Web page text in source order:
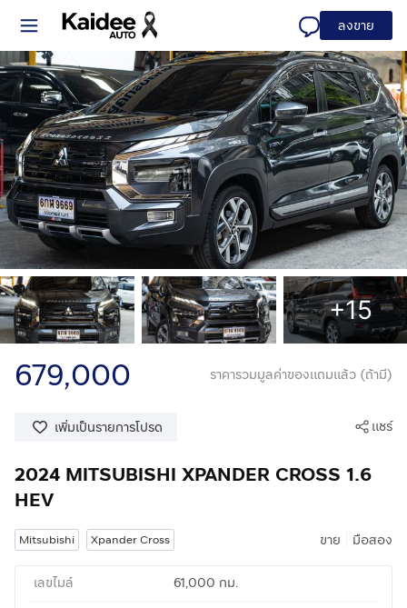
ลงขาย
+15
679,000 ราคารวมมูลค่าของแถมแล้ว (ถ้ามี)
เพิ่มเป็นรายการโปรด แชร์
2024 MITSUBISHI XPANDER CROSS 1.6
HEV
Mitsubishi Xpander Cross ขาย มือสอง
เลขไมล์
61,000 กม.